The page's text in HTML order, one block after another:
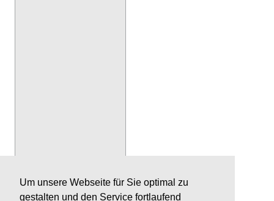
Um unsere Webseite für Sie optimal zu
gestalten und den Service fortlaufend